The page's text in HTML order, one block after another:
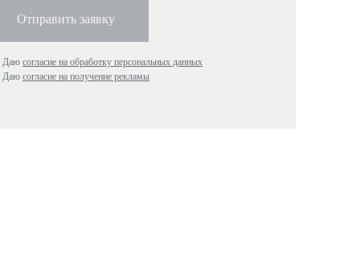
Отправить заявку
Даю согласие на обработку персональных данных
Даю согласие на получение рекламы